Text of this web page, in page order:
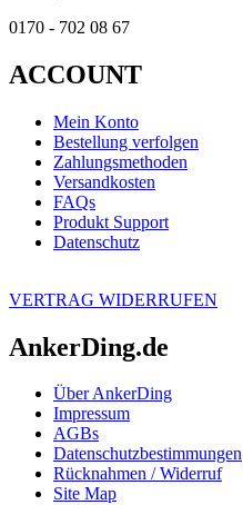
0170 - 702 08 67
ACCOUNT
Mein Konto
Bestellung verfolgen
Zahlungsmethoden
Versandkosten
FAQs
Produkt Support
Datenschutz
VERTRAG WIDERRUFEN
AnkerDing.de
Über AnkerDing
Impressum
AGBs
Datenschutzbestimmungen
Rücknahmen / Widerruf
Site Map